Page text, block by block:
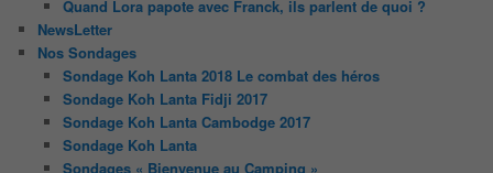
Quand Lora papote avec Franck, ils parlent de quoi ?
NewsLetter
Nos Sondages
Sondage Koh Lanta 2018 Le combat des héros
Sondage Koh Lanta Fidji 2017
Sondage Koh Lanta Cambodge 2017
Sondage Koh Lanta
Sondages « Bienvenue au Camping »